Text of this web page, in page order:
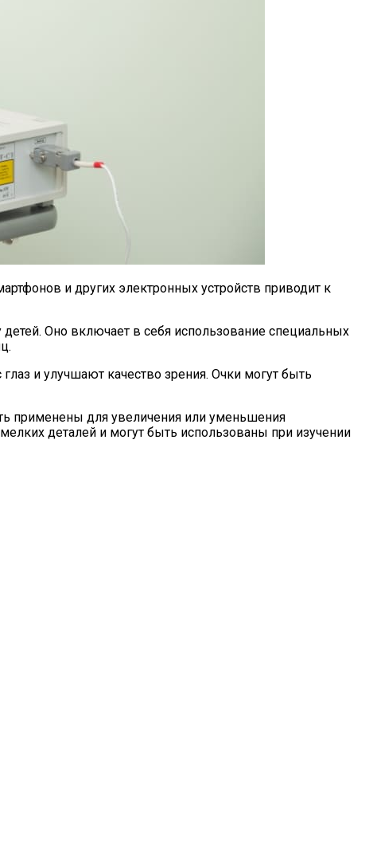
и других электронных устройств приводит к
Оно включает в себя использование специальных
и улучшают качество зрения. Очки могут быть
применены для увеличения или уменьшения
деталей и могут быть использованы при изучении